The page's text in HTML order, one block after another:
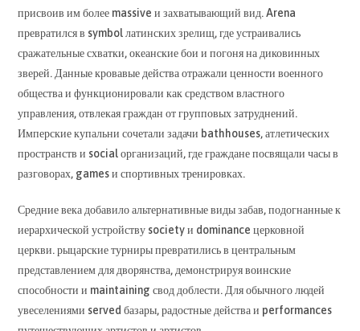
присвоив им более massive и захватывающий вид. Arena
превратился в symbol латинских зрелищ, где устраивались
сражательные схватки, океанские бои и погоня на диковинных
зверей. Данные кровавые действа отражали ценности военного
общества и функционировали как средством властного
управления, отвлекая граждан от групповых затруднений.
Имперские купальни сочетали задачи bathhouses, атлетических
пространств и social организаций, где граждане посвящали часы в
разговорах, games и спортивных тренировках.
Средние века добавило альтернативные виды забав, подогнанные к
иерархической устройству society и dominance церковной
церкви. рыцарские турниры превратились в центральным
представлением для дворянства, демонстрируя воинские
способности и maintaining свод доблести. Для обычного людей
увеселениями served базары, радостные действа и performances